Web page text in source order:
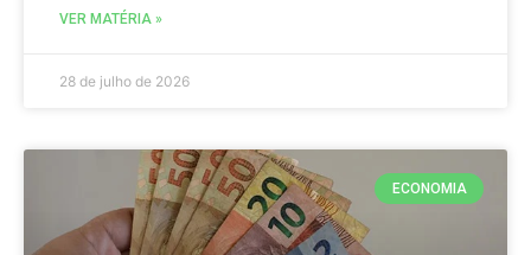
VER MATÉRIA »
28 de julho de 2026
ECONOMIA